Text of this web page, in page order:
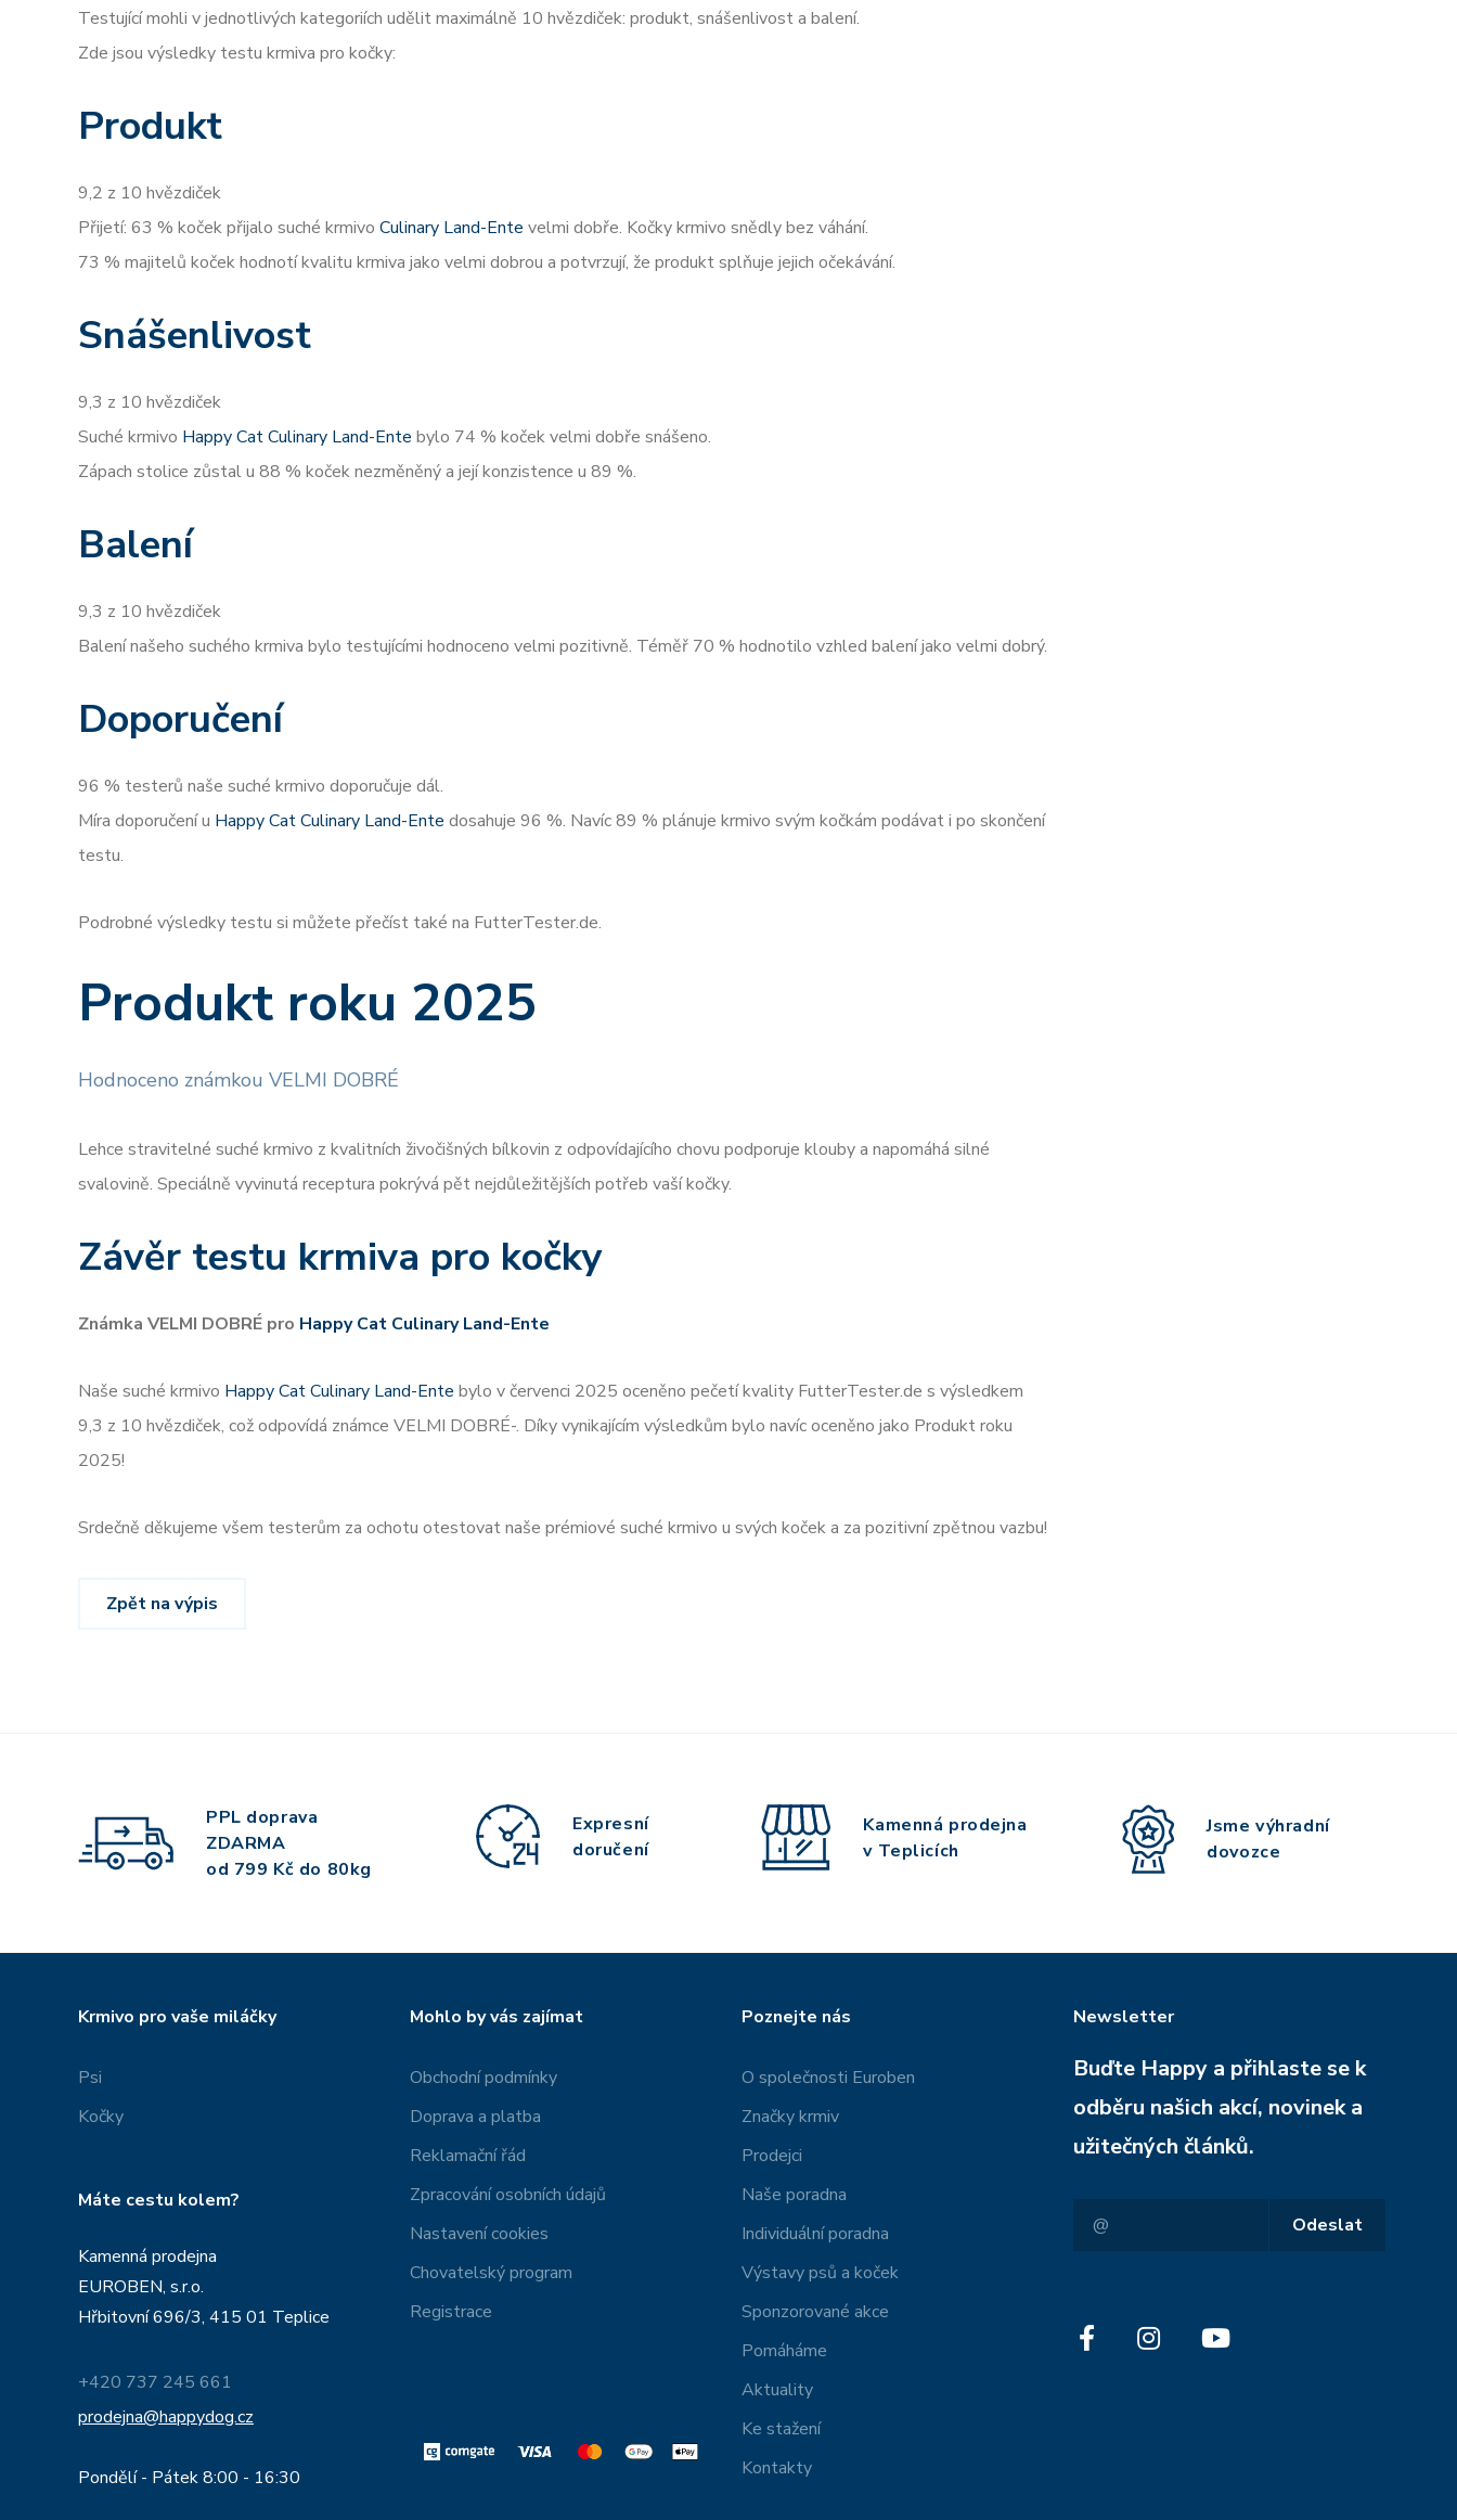
Testující mohli v jednotlivých kategoriích udělit maximálně 10 hvězdiček: produkt, snášenlivost a balení.
Zde jsou výsledky testu krmiva pro kočky:
Produkt
9,2 z 10 hvězdiček
Přijetí: 63 % koček přijalo suché krmivo Culinary Land-Ente velmi dobře. Kočky krmivo snědly bez váhání.
73 % majitelů koček hodnotí kvalitu krmiva jako velmi dobrou a potvrzují, že produkt splňuje jejich očekávání.
Snášenlivost
9,3 z 10 hvězdiček
Suché krmivo Happy Cat Culinary Land-Ente bylo 74 % koček velmi dobře snášeno.
Zápach stolice zůstal u 88 % koček nezměněný a její konzistence u 89 %.
Balení
9,3 z 10 hvězdiček
Balení našeho suchého krmiva bylo testujícími hodnoceno velmi pozitivně. Téměř 70 % hodnotilo vzhled balení jako velmi dobrý.
Doporučení
96 % testerů naše suché krmivo doporučuje dál.
Míra doporučení u Happy Cat Culinary Land-Ente dosahuje 96 %. Navíc 89 % plánuje krmivo svým kočkám podávat i po skončení
testu.
Podrobné výsledky testu si můžete přečíst také na FutterTester.de.
Produkt roku 2025
Hodnoceno známkou VELMI DOBRÉ
Lehce stravitelné suché krmivo z kvalitních živočišných bílkovin z odpovídajícího chovu podporuje klouby a napomáhá silné
svalovině. Speciálně vyvinutá receptura pokrývá pět nejdůležitějších potřeb vaší kočky.
Závěr testu krmiva pro kočky
Známka VELMI DOBRÉ pro Happy Cat Culinary Land-Ente
Naše suché krmivo Happy Cat Culinary Land-Ente bylo v červenci 2025 oceněno pečetí kvality FutterTester.de s výsledkem
9,3 z 10 hvězdiček, což odpovídá známce VELMI DOBRÉ-. Díky vynikajícím výsledkům bylo navíc oceněno jako Produkt roku
2025!
Srdečně děkujeme všem testerům za ochotu otestovat naše prémiové suché krmivo u svých koček a za pozitivní zpětnou vazbu!
Zpět na výpis
PPL doprava
ZDARMA
od 799 Kč do 80kg
Expresní
doručení
Kamenná prodejna
v Teplicích
Jsme výhradní
dovozce
Krmivo pro vaše miláčky
Psi
Kočky
Máte cestu kolem?
Kamenná prodejna
EUROBEN, s.r.o.
Hřbitovní 696/3, 415 01 Teplice
+420 737 245 661
prodejna@happydog.cz
Pondělí - Pátek 8:00 - 16:30
Mohlo by vás zajímat
Obchodní podmínky
Doprava a platba
Reklamační řád
Zpracování osobních údajů
Nastavení cookies
Chovatelský program
Registrace
Poznejte nás
O společnosti Euroben
Značky krmiv
Prodejci
Naše poradna
Individuální poradna
Výstavy psů a koček
Sponzorované akce
Pomáháme
Aktuality
Ke stažení
Kontakty
Newsletter
Buďte Happy a přihlaste se k
odběru našich akcí, novinek a
užitečných článků.
Odeslat